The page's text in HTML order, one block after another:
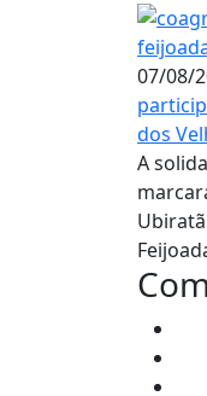
07/08/
dos
A